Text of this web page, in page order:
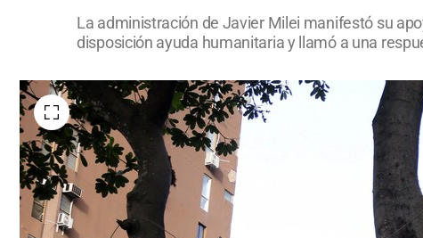
La administración de Javier Milei manifestó su
disposición ayuda humanitaria y llamó a una